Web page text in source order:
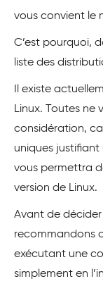
vous convient le
C’est pourquoi,
liste des
Il existe
Linux. Toutes ne
considération,
uniques
vous permettra
version de Linux.
Avant de décider
recommandons
exécutant une
simplement en